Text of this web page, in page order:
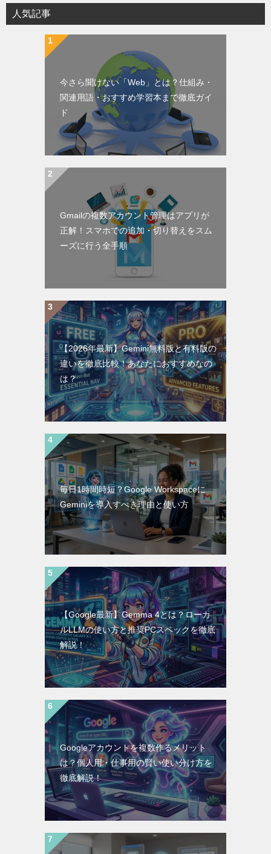
人気記事
今さら聞けない「Web」とは？仕組み・
関連用語・おすすめ学習本まで徹底ガイ
ド
Gmailの複数アカウント管理はアプリが
正解！スマホでの追加・切り替えをスム
ーズに行う全手順
【2026年最新】Gemini無料版と有料版の
違いを徹底比較！あなたにおすすめなの
は？
毎日1時間時短？Google Workspaceに
Geminiを導入すべき理由と使い方
【Google最新】Gemma 4とは？ローカ
ルLLMの使い方と推奨PCスペックを徹底
解説！
Googleアカウントを複数作るメリット
は？個人用・仕事用の賢い使い分け方を
徹底解説！